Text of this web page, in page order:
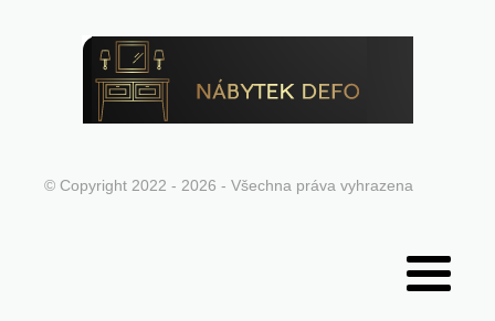
© Copyright 2022 - 2026 - Všechna práva vyhrazena